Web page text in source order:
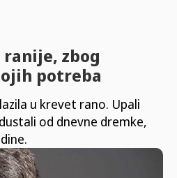
zbog
potreba
u krevet rano. Upali
od dnevne dremke,